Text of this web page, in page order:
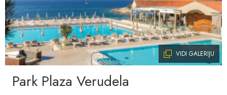
VIDI GALERIJU
Park Plaza Verudela